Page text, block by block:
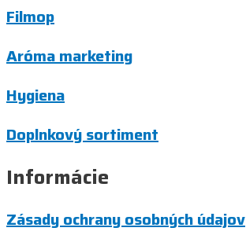
Filmop
Aróma marketing
Hygiena
Doplnkový sortiment
Informácie
Zásady ochrany osobných údajov